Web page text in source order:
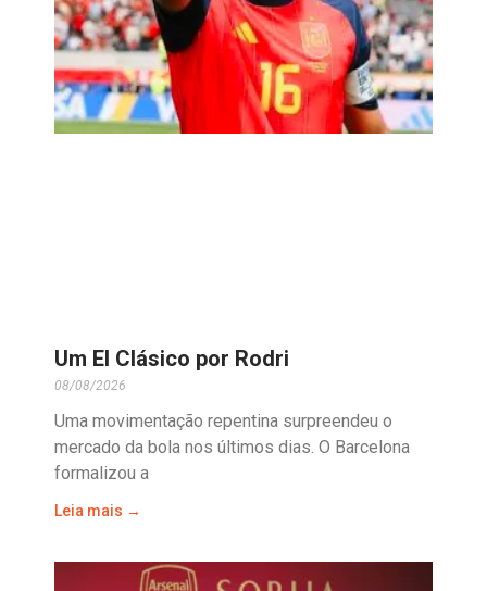
Um El Clásico por Rodri
08/08/2026
Uma movimentação repentina surpreendeu o
mercado da bola nos últimos dias. O Barcelona
formalizou a
Leia mais →